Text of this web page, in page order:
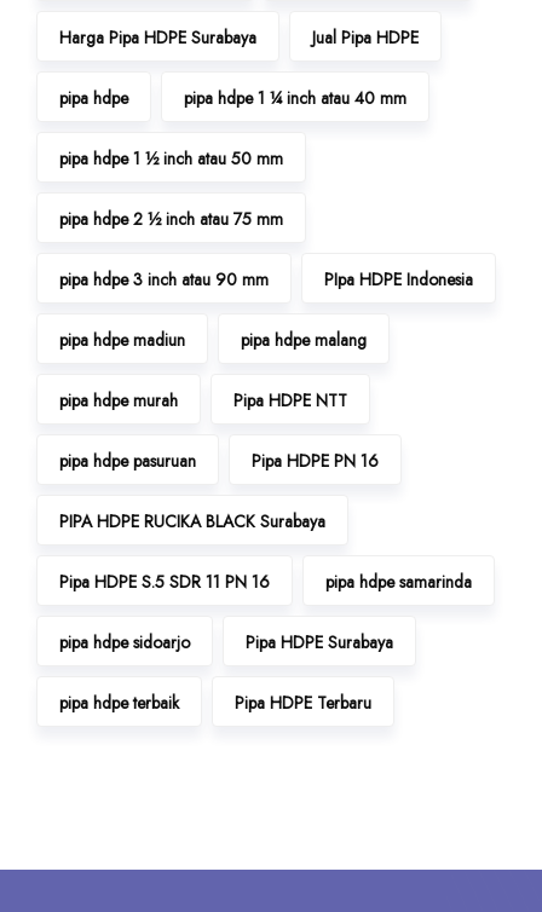
Harga Pipa HDPE Surabaya Jual Pipa HDPE
pipa hdpe pipa hdpe 1 ¼ inch atau 40 mm
pipa hdpe 1 ½ inch atau 50 mm
pipa hdpe 2 ½ inch atau 75 mm
pipa hdpe 3 inch atau 90 mm PIpa HDPE Indonesia
pipa hdpe madiun pipa hdpe malang
pipa hdpe murah Pipa HDPE NTT
pipa hdpe pasuruan Pipa HDPE PN 16
PIPA HDPE RUCIKA BLACK Surabaya
Pipa HDPE S.5 SDR 11 PN 16 pipa hdpe samarinda
pipa hdpe sidoarjo Pipa HDPE Surabaya
pipa hdpe terbaik Pipa HDPE Terbaru